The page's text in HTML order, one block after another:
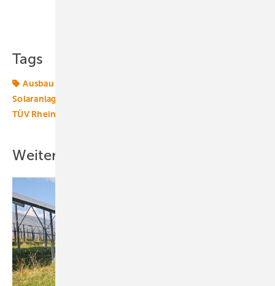
Tags
Ausbau
Solaranlagen
TÜV Rheinland
Weitere Inhalte